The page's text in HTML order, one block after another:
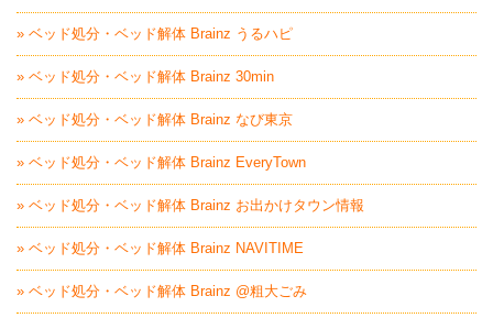
» ベッド処分・ベッド解体 Brainz うるハピ
» ベッド処分・ベッド解体 Brainz 30min
» ベッド処分・ベッド解体 Brainz なび東京
» ベッド処分・ベッド解体 Brainz EveryTown
» ベッド処分・ベッド解体 Brainz お出かけタウン情報
» ベッド処分・ベッド解体 Brainz NAVITIME
» ベッド処分・ベッド解体 Brainz @粗大ごみ